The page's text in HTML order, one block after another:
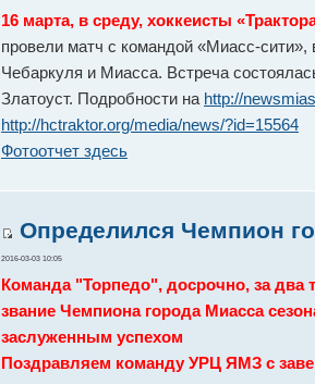
16 марта, в среду, хоккеисты
провели матч с командой «Миасс-сити»,
Чебаркуля и Миасса. Встреча
Златоуст. Подробности на http://
http://hctraktor.org/media/news/?id=15564
Фотоотчет здесь
Определился Чемпион
2016-03-03 10:05
Команда "Торпедо", досрочно, за два
звание Чемпиона города Миасса
заслуженным успехом
Поздравляем команду УРЦ ЯМЗ с